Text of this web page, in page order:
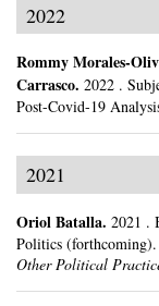
2022
Rommy Morales-
Carrasco. 2022 .
Post-Covid-19
2021
Oriol Batalla. 2021 .
Politics (forthcoming).
Other Political